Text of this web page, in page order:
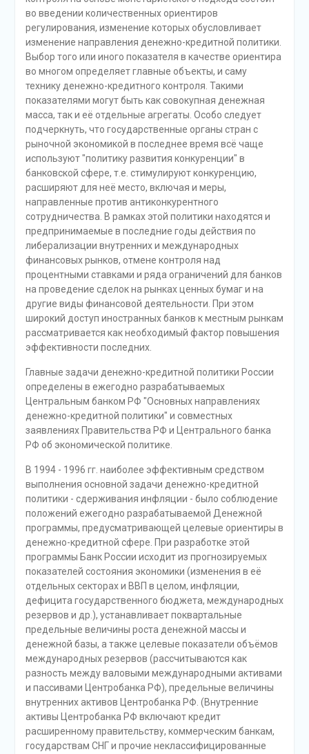
во введении количественных ориентиров
регулирования, изменение которых обусловливает
изменение направления денежно-кредитной политики.
Выбор того или иного показателя в качестве ориентира
во многом определяет главные объекты, и саму
технику денежно-кредитного контроля. Такими
показателями могут быть как совокупная денежная
масса, так и её отдельные агрегаты. Особо следует
подчеркнуть, что государственные органы стран с
рыночной экономикой в последнее время всё чаще
используют "политику развития конкуренции" в
банковской сфере, т.е. стимулируют конкуренцию,
расширяют для неё место, включая и меры,
направленные против антиконкурентного
сотрудничества. В рамках этой политики находятся и
предпринимаемые в последние годы действия по
либерализации внутренних и международных
финансовых рынков, отмене контроля над
процентными ставками и ряда ограничений для банков
на проведение сделок на рынках ценных бумаг и на
другие виды финансовой деятельности. При этом
широкий доступ иностранных банков к местным рынкам
рассматривается как необходимый фактор повышения
эффективности последних.
Главные задачи денежно-кредитной политики России
определены в ежегодно разрабатываемых
Центральным банком РФ "Основных направлениях
денежно-кредитной политики" и совместных
заявлениях Правительства РФ и Центрального банка
РФ об экономической политике.
В 1994 - 1996 гг. наиболее эффективным средством
выполнения основной задачи денежно-кредитной
политики - сдерживания инфляции - было соблюдение
положений ежегодно разрабатываемой Денежной
программы, предусматривающей целевые ориентиры в
денежно-кредитной сфере. При разработке этой
программы Банк России исходит из прогнозируемых
показателей состояния экономики (изменения в её
отдельных секторах и ВВП в целом, инфляции,
дефицита государственного бюджета, международных
резервов и др.), устанавливает поквартальные
предельные величины роста денежной массы и
денежной базы, а также целевые показатели объёмов
международных резервов (рассчитываются как
разность между валовыми международными активами
и пассивами Центробанка РФ), предельные величины
внутренних активов Центробанка РФ. (Внутренние
активы Центробанка РФ включают кредит
расширенному правительству, коммерческим банкам,
государствам СНГ и прочие неклассифицированные